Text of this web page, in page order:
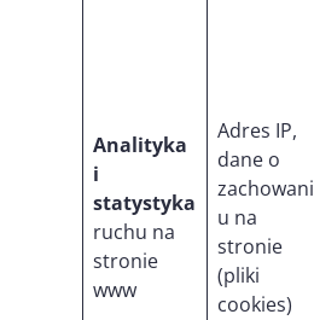
Analityka
i
statystyka
ruchu na
stronie
www
Adres IP,
dane o
zachowani
u na
stronie
(pliki
cookies)